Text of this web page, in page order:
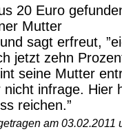
20 Euro
Mutter
sagt erfreut,
jetzt zehn
seine Mutter
nicht infrage. Hier
reichen.”
am 03.02.2011